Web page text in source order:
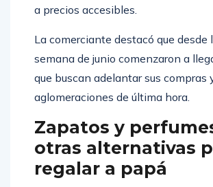
a precios accesibles.
La comerciante destacó que desde
semana de junio comenzaron a
que buscan adelantar sus compras
aglomeraciones de última hora.
Zapatos y
otras alternativas
regalar a papá